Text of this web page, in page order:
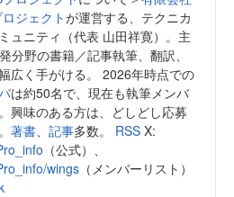
ジェクトが運営する、テクニカ
ュニティ（代表 山田祥寛）。主
分野の書籍／記事執筆、翻訳、
広く手がける。 2026年時点での
は約50名で、現在も執筆メンバ
。興味のある方は、どしどし応募
著書 記事多数。 RSS X:
（公式）、
wings （メンバーリスト）